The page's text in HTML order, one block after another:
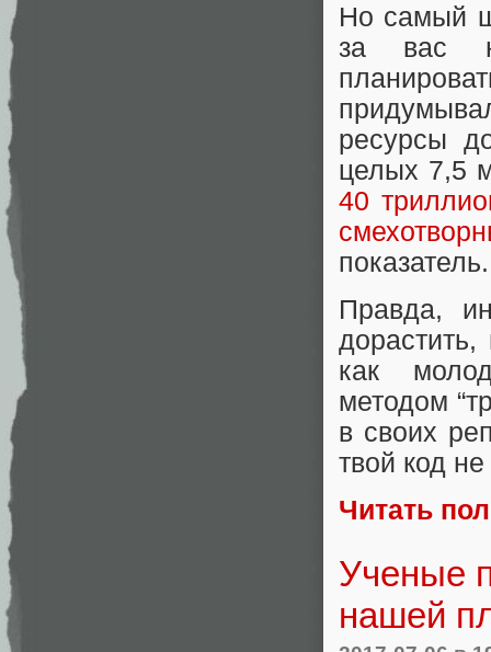
Но самый
за вас
ресурсы
целых 7,5
40
показатель.
Правда,
как
методом
в своих
твой код
Читать
Ученые
нашей